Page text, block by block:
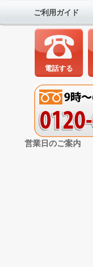
ご利用ガイド
電話する
営業日のご案内